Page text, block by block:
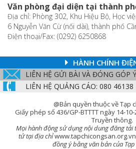
Văn phòng đại diện tại thành
Địa chỉ: Phòng 302, Khu Hiệu Bộ, Học
6 Nguyễn Văn Cừ (nối dài), thành phố
Điện thoại/Fax: (0292) 6250868
HÀNH CHÍNH
LIÊN HỆ GỬI BÀI VÀ ĐÓNG GÓP
LIÊN HỆ QUẢNG CÁO: 080 46138
@Bản quyền thuộc về Tạp
Giấy phép số 436/GP-BTTTT ngày 14-
Truyền thông.
Mọi hành động sử dụng nội dung đăng tải
tử tại địa chỉwww.tapchicongsan.org.vn
đồng ý bằng văn bản của